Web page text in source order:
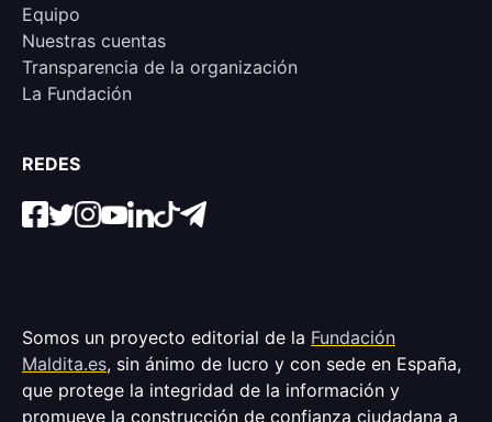
Equipo
Nuestras cuentas
Transparencia de la organización
La Fundación
REDES
Somos un proyecto editorial de la Fundación
Maldita.es, sin ánimo de lucro y con sede en España,
que protege la integridad de la información y
promueve la construcción de confianza ciudadana a